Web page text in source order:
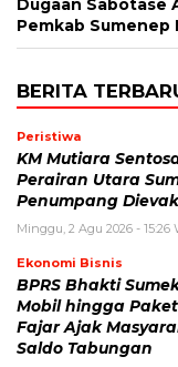
Dugaan Sabotase
Pemkab Sumenep
BERITA
Peristiwa
KM Mutiara
Perairan Utara
Penumpang
Minggu, 2 Agu 2026 - 15:26
Ekonomi Bisnis
BPRS Bhakti
Mobil hingga
Fajar Ajak
Saldo Tabungan